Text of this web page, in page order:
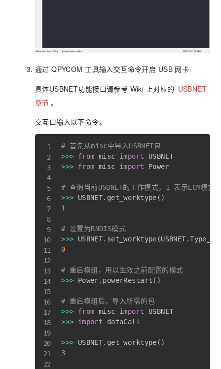
通过 QPYCOM 工具输入交互命令开启 USB 网卡
具体USBNET功能接口请参考 Wiki 上对应的 USBNET
章节 。
交互口输入以下命令。
# 首先从misc中导入USBNET包
>>> from misc import
>>> from misc import Power
# 查询当前USBNET的工作模式，1 表示ECM模
>>> USBNET. get_worktype ( )
1
# 设置为RNDIS模式
>>> USBNET. set_worktype (USBNET .
0
# 重启模组，用以生效之前配置的模式
>>> Power . powerRestart ( )
# 重启模组后，导入所需的包
>>> from misc import
>>> import dataCall
>>> USBNET. get_worktype ( )
3